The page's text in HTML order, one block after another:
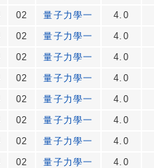
02 量子力學一
4.0
02 量子力學一
4.0
02 量子力學一
4.0
02 量子力學一
4.0
02 量子力學一
4.0
02 量子力學一
4.0
02 量子力學一
4.0
02 量子力學一
4.0